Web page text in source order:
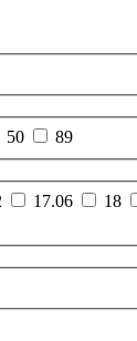
50
89
17.06 18